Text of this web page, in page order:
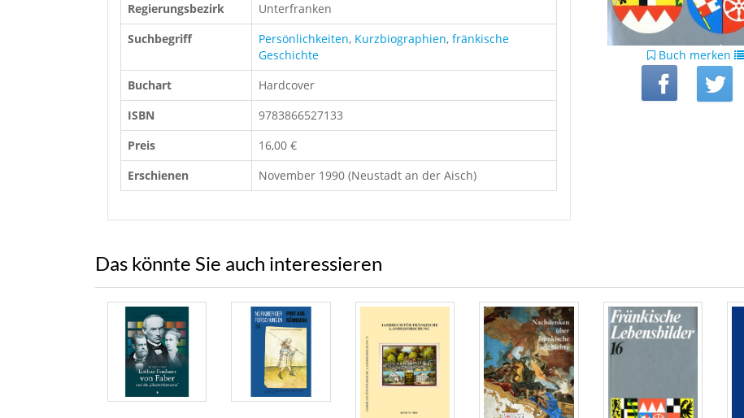
Regierungsbezirk
Unterfranken
Suchbegriff
Persönlichkeiten, Kurzbiographien, fränkische
Geschichte
Buchart
Hardcover
ISBN
9783866527133
Preis
16,00 €
Erschienen
November 1990 (Neustadt an der Aisch)
Buch merken
Das könnte Sie auch interessieren